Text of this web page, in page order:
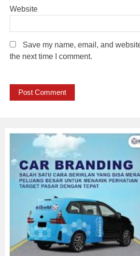
Website
Save my name, email, and
the next time I comment.